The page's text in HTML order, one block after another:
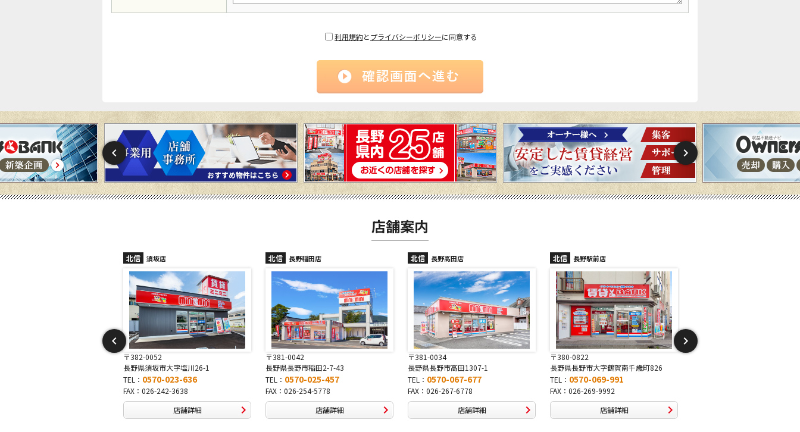
利用規約とプライバシーポリシーに同意する
店舗案内
北信 長野稲田店
〒381-0042
長野県長野市稲田2-7-43
TEL：0570-025-457
FAX：026-254-5778
店舗詳細
北信 長野高田店
〒381-0034
長野県長野市高田1307-1
TEL：0570-067-677
FAX：026-267-6778
店舗詳細
北信 長野駅前店
〒380-0822
長野県長野市大字鶴賀南千歳町826
TEL：0570-069-991
FAX：026-269-9992
店舗詳細
北信 長野稲里店
〒381-2243
長野県長野市稲里1-5-25
TEL：0570-067-878
FAX：026-286-7888
店舗詳細